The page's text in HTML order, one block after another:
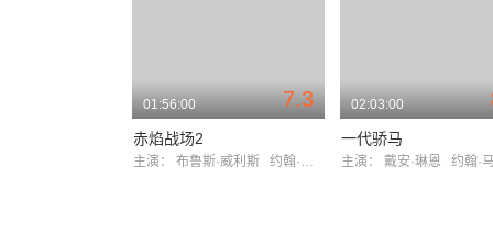
7.3
01:56:00
赤焰战场2
主演： 布鲁斯·威利斯 约翰·马尔科维奇
02:03:00
一代骄马
主演： 戴安·琳恩 约翰·马尔